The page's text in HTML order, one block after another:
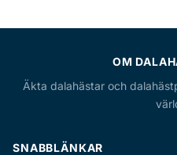
OM
Äkta dalahästar och
SNABBLÄNKAR